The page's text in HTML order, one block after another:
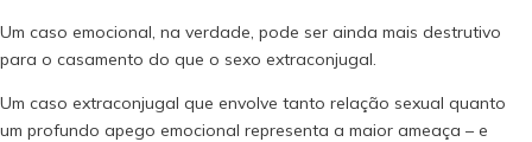
Um caso emocional, na verdade, pode ser ainda mais destrutivo
para o casamento do que o sexo extraconjugal.
Um caso extraconjugal que envolve tanto relação sexual quanto
um profundo apego emocional representa a maior ameaça – e